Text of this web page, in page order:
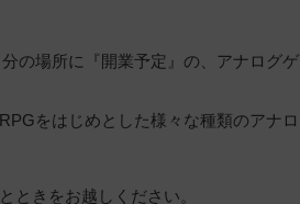
の場所に『開業予定』の、アナログゲ
をはじめとした様々な種類のアナロ
ときをお越しください。